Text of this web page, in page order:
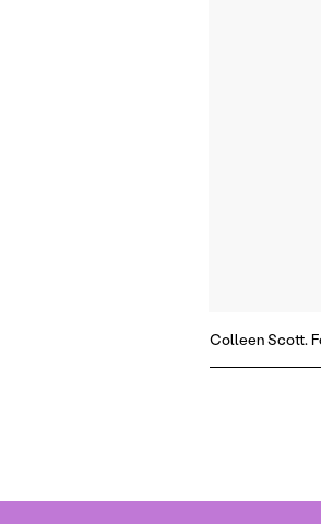
Colleen Scott.